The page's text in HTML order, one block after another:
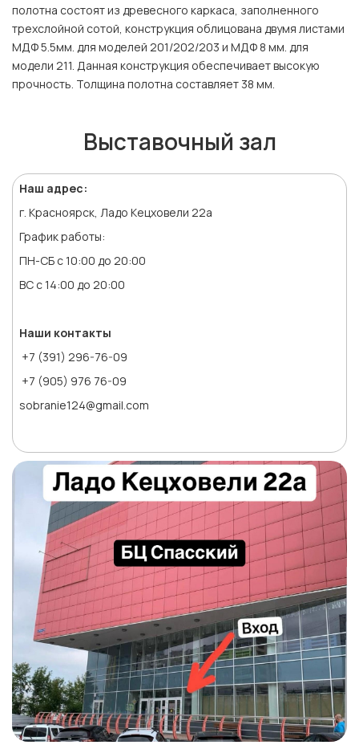
полотна состоят из древесного каркаса, заполненного
трехслойной сотой, конструкция облицована двумя листами
МДФ 5.5мм. для моделей 201/202/203 и МДФ 8 мм. для
модели 211. Данная конструкция обеспечивает высокую
прочность. Толщина полотна составляет 38 мм.
Выставочный зал
Наш адрес:
г. Красноярск, Ладо Кецховели 22а
График работы:
ПН-СБ с 10:00 до 20:00
ВС с 14:00 до 20:00
Наши контакты
+7 (391) 296-76-09
+7 (905) 976 76-09
sobranie124@gmail.com